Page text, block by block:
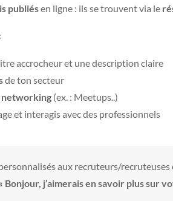
publiésen ligne : ils se trouvent via le
accrocheur et une description claire
de ton secteur
networking(ex. : Meetups..)
et interagis avec des professionnels
aux recruteurs/recruteuses
Bonjour, j’aimerais en savoir plus sur